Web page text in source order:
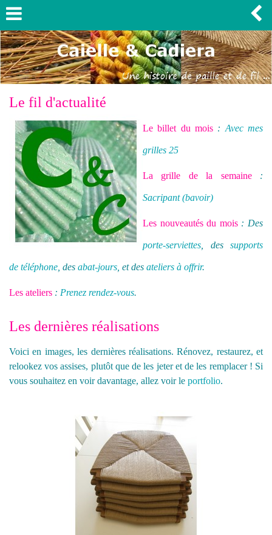
Le fil d'actualité
Le billet du mois : Avec mes
grilles 25
La grille de la semaine:
Sacripant (bavoir)
Les nouveautés du mois: Des
porte-serviettes , des supports
de téléphone , des abat-jours , et des ateliers à offrir.
Les ateliers : Prenez rendez-vous.
Les dernières réalisations
Voici en images, les dernières réalisations. Rénovez, restaurez, et
relookez vos assises, plutôt que de les jeter et de les remplacer ! Si
vous souhaitez en voir davantage, allez voir le portfolio.